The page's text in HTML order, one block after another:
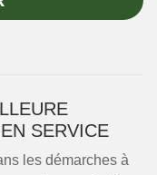
SERVICE
les démarches à